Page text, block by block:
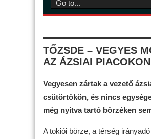
TŐZSDE – VEGYES
AZ ÁZSIAI PIACOKON
Vegyesen zártak a vezető
csütörtökön, és nincs
még nyitva tartó börzéken
A tokiói börze, a térség